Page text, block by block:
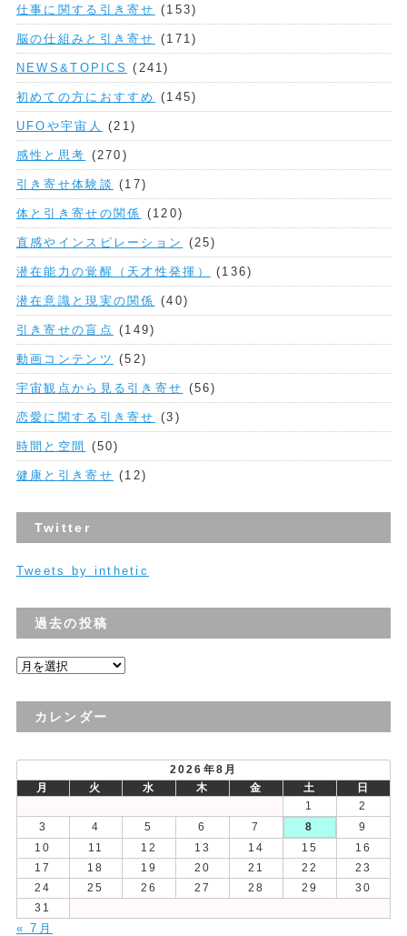
仕事に関する引き寄せ (153)
脳の仕組みと引き寄せ (171)
NEWS&TOPICS (241)
初めての方におすすめ (145)
UFOや宇宙人 (21)
感性と思考 (270)
引き寄せ体験談 (17)
体と引き寄せの関係 (120)
直感やインスピレーション (25)
潜在能力の覚醒（天才性発揮） (136)
潜在意識と現実の関係 (40)
引き寄せの盲点 (149)
動画コンテンツ (52)
宇宙観点から見る引き寄せ (56)
恋愛に関する引き寄せ (3)
時間と空間 (50)
健康と引き寄せ (12)
Twitter
Tweets by inthetic
過去の投稿
過
の
カレンダー
2026年8月
月
火 水 木 金 土
日
1
2
3
4 5 6 7 8
9
10
11 12 13 14 15
16
17
18 19 20 21 22
23
24
25 26 27 28 29
30
31
« 7月